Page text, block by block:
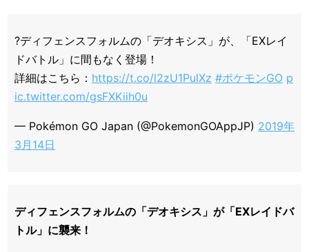
?️ディフェンスフォルムの「デオキシス」が、「EXレイ
ドバトル」に間もなく登場！
詳細はこちら： https://t.co/l2zU1PulXz #ポケモンGO p
ic.twitter.com/gsFXKiih0u
— Pokémon GO Japan (@PokemonGOAppJP) 2019年
3月14日
ディフェンスフォルムの「デオキシス」が「EXレイドバ
トル」に襲来！